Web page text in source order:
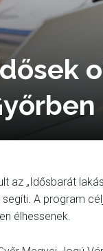
az „Idősbarát
A program
élhessenek.